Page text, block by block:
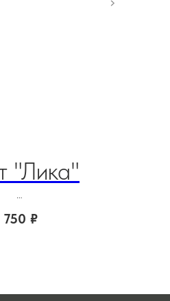
"Лика"
750 ₽